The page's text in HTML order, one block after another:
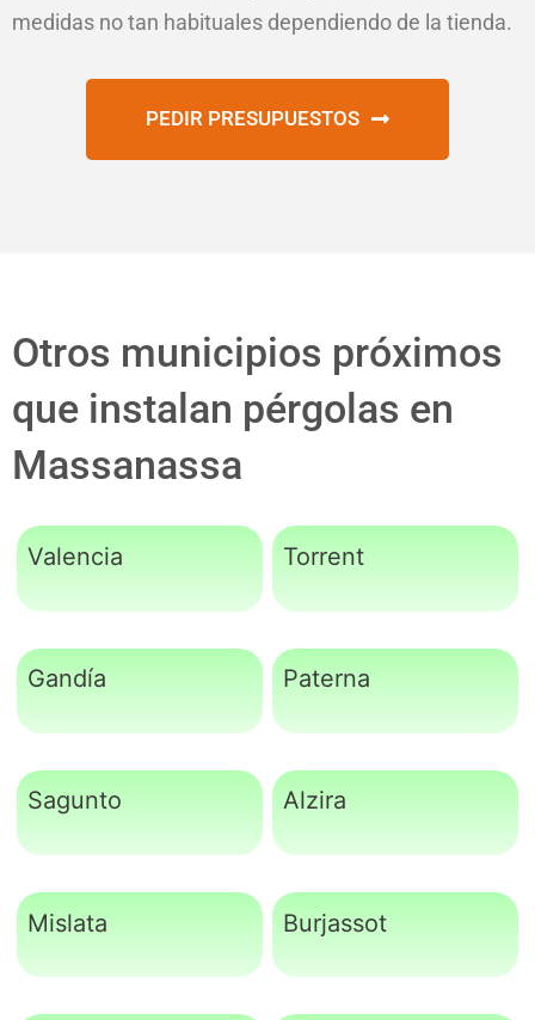
medidas no tan habituales dependiendo de la tienda.
PEDIR PRESUPUESTOS
Otros municipios próximos
que instalan pérgolas en
Massanassa
Valencia Torrent
Gandía Paterna
Sagunto Alzira
Mislata Burjassot